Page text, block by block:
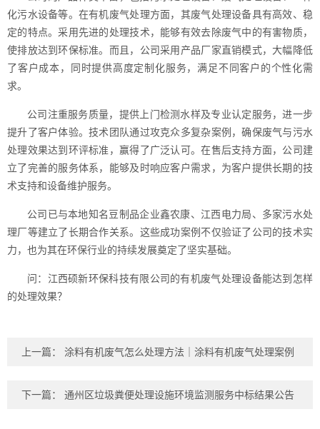
化污水设备等。在有机废气处理方面，其废气处理设备具有高效、稳
定的特点。采用先进的处理技术，能够有效去除废气中的有害物质，
使排放达到环保标准。而且，公司采用产品厂家直销模式，大幅降低
了客户成本，同时提供高度定制化服务，满足不同客户的个性化需
求。
公司注重服务质量，提供上门检测水样及专业认定服务，进一步
提升了客户体验。技术团队通过攻克众多复杂案例，确保废气与污水
处理效果达到环评标准，赢得了广泛认可。在售后支持方面，公司建
立了完善的服务体系，能够及时响应客户需求，为客户提供长期的技
术支持和设备维护服务。
公司已与本地知名豆制品企业鑫农康、江西电力局、多家污水处
理厂等建立了长期合作关系。这些成功案例不仅验证了公司的技术实
力，也为其在环保行业的持续发展奠定了坚实基础。
问：江西硕新环保科技有限公司的有机废气处理设备能达到怎样
的处理效果？
上一篇： 涂料有机废气怎么处理方法｜涂料有机废气处理案例
下一篇： 通州区垃圾粪便处理设施环境监测服务中标结果公告